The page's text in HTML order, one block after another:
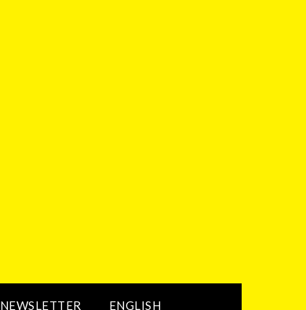
NEWSLETTER ENGLISH